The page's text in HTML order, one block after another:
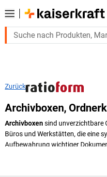
Zurück
Archivboxen,
Archivboxensind unverzichtbare
Büros und Werkstätten, die eine
Aufbewahrung wichtiger
Spezialist bieten wir Ihnen